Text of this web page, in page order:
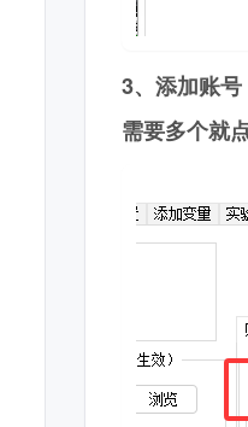
3、添加账号
需要多个就